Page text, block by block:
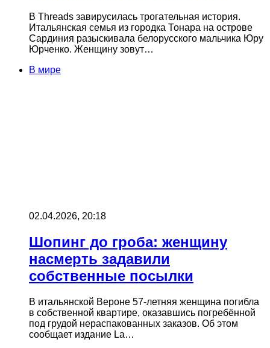
В Threads завирусилась трогательная история.
Итальянская семья из городка Тонара на острове
Сардиния разыскивала белорусского мальчика Юру
Юрченко. Женщину зовут…
В мире
02.04.2026, 20:18
Шопинг до гроба: женщину
насмерть задавили
собственные посылки
В итальянской Вероне 57-летняя женщина погибла
в собственной квартире, оказавшись погребённой
под грудой нераспакованных заказов. Об этом
сообщает издание La…